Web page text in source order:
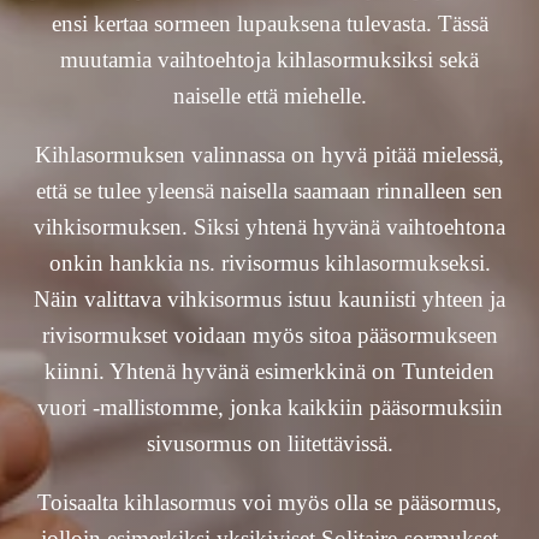
ensi kertaa sormeen lupauksena tulevasta. Tässä
muutamia vaihtoehtoja kihlasormuksiksi sekä
naiselle että miehelle.
Kihlasormuksen valinnassa on hyvä pitää mielessä,
että se tulee yleensä naisella saamaan rinnalleen sen
vihkisormuksen. Siksi yhtenä hyvänä vaihtoehtona
onkin hankkia ns. rivisormus kihlasormukseksi.
Näin valittava vihkisormus istuu kauniisti yhteen ja
rivisormukset voidaan myös sitoa pääsormukseen
kiinni. Yhtenä hyvänä esimerkkinä on Tunteiden
vuori -mallistomme, jonka kaikkiin pääsormuksiin
sivusormus on liitettävissä.
Toisaalta kihlasormus voi myös olla se pääsormus,